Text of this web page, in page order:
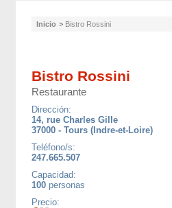
Inicio > Bistro Rossini
Bistro Rossini
Restaurante
Dirección:
14, rue Charles Gille
37000 - Tours (Indre-et-Loire)
Teléfono/s:
247.665.507
Capacidad:
100 personas
Precio: